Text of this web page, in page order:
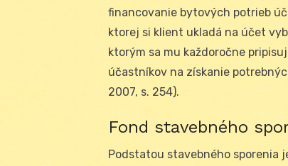
financovanie bytových potrieb
ktorej si klient ukladá na účet
ktorým sa mu každoročne
účastníkov na získanie
2007, s. 254).
Fond stavebného
Podstatou stavebného sporenia